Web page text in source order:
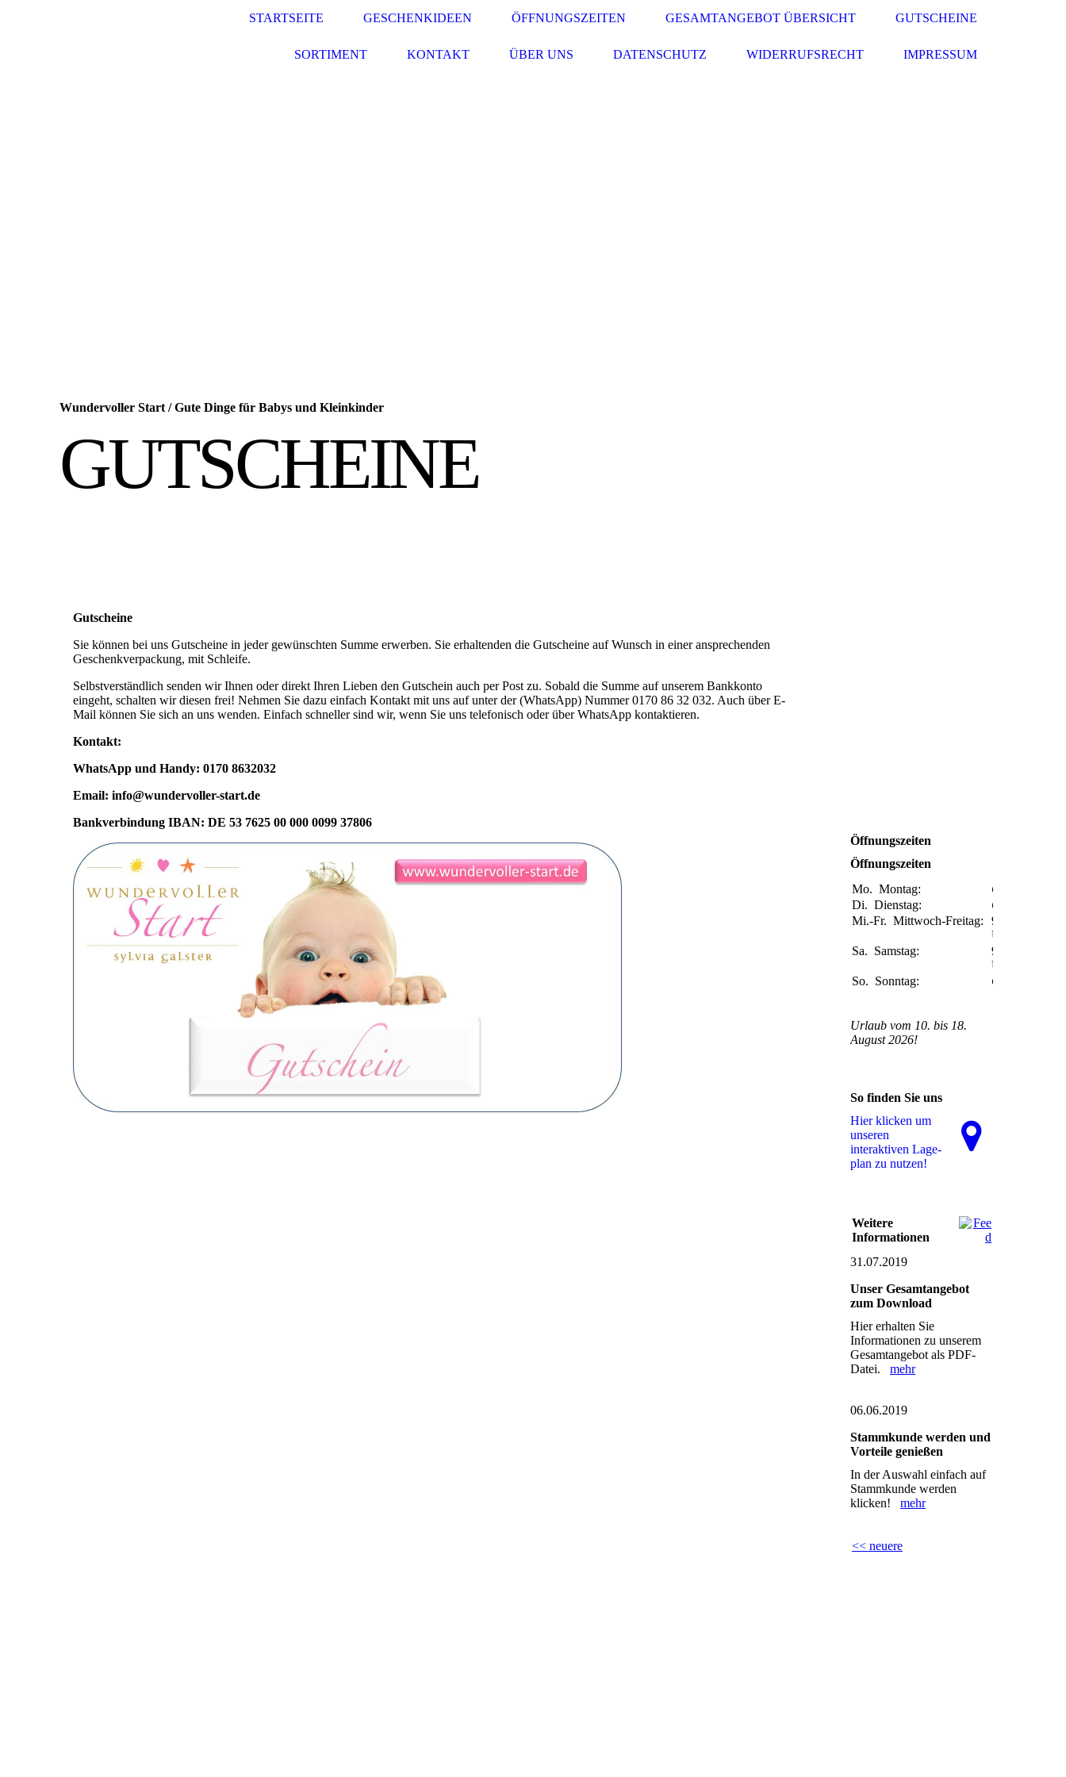
STARTSEITE GESCHENKIDEEN ÖFFNUNGSZEITEN GESAMTANGEBOT ÜBERSICHT GUTSCHEINE
SORTIMENT KONTAKT ÜBER UNS DATENSCHUTZ WIDERRUFSRECHT IMPRESSUM
Wundervoller Start /Gute Dinge für Babys und Kleinkinder
GUTSCHEINE
Gutscheine
Sie können bei uns Gutscheine in jeder gewünschten Summe erwerben. Sie erhaltenden die Gutscheine auf Wunsch in einer ansprechenden
Geschenkverpackung, mit Schleife.
Selbstverständlich senden wir Ihnen oder direkt Ihren Lieben den Gutschein auch per Post zu. Sobald die Summe auf unserem Bankkonto
eingeht, schalten wir diesen frei! Nehmen Sie dazu einfach Kontakt mit uns auf unter der (WhatsApp) Nummer 0170 86 32 032. Auch über E-
Mail können Sie sich an uns wenden. Einfach schneller sind wir, wenn Sie uns telefonisch oder über WhatsApp kontaktieren.
Kontakt:
WhatsApp und Handy: 0170 8632032
Email: info@wundervoller-start.de
Bankverbindung IBAN: DE 53 7625 00 000 0099 37806
Öffnungszeiten
Öffnungszeiten
Mo. Montag:
Geschlossen
Di. Dienstag:
Geschlossen
Mi.-Fr. Mittwoch-Freitag:
9:00-17:00
Uhr
Sa. Samstag:
9:00-14:00
Uhr
So. Sonntag: Geschlossen
Urlaub vom 10. bis 18.
August 2026!
So finden Sie uns
Hier klicken um
unseren
interaktiven La­ge­
plan zu nutzen!
Weitere
Informationen
31.07.2019
Unser Gesamtangebot
zum Download
Hier erhalten Sie
Informationen zu unserem
Gesamtangebot als PDF-
Datei. mehr
06.06.2019
Stammkunde werden und
Vorteile genießen
In der Auswahl einfach auf
Stammkunde werden
klicken! mehr
<< neuere